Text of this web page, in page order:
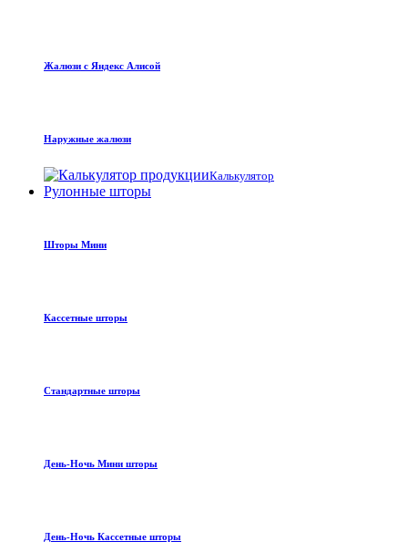
Жалюзи с Яндекс Алисой
Наружные жалюзи
Калькулятор
Рулонные шторы
Шторы Мини
Кассетные шторы
Стандартные шторы
День-Ночь Мини шторы
День-Ночь Кассетные шторы